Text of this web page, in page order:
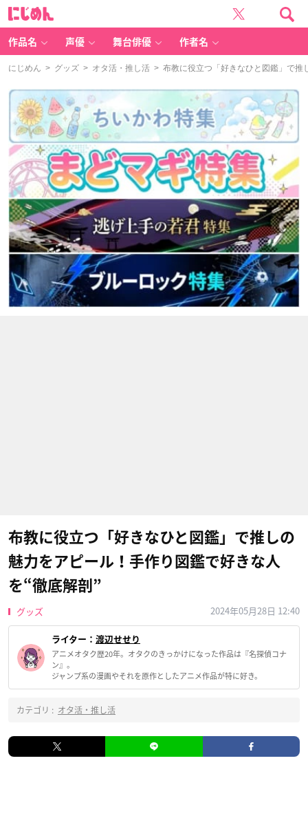
作品名 声優 舞台俳優 作者名
にじめん > グッズ > オタ活・推し活 > 布教に役立つ「好きなひと図鑑」で推
布教に役立つ「好きなひと図鑑」で推しの
魅力をアピール！手作り図鑑で好きな人
を“徹底解剖”
グッズ 2024年05月28日 12:40
ライター： 渡辺せせり
アニメオタク歴20年。オタクのきっかけになった作品は『名探偵コナ
ン』。
ジャンプ系の漫画やそれを原作としたアニメ作品が特に好き。
カテゴリ : オタ活・推し活